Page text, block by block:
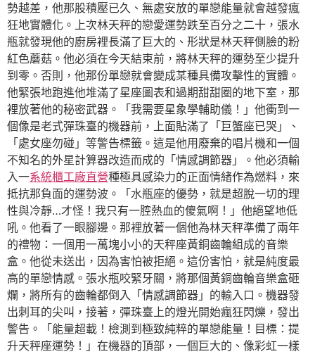
勢越差，他那股積壓已久、無處安放的單戀能量就會越發瘋
狂地實體化。上次林天秤的戀愛運勢跌至百分之二十，張水
瓶就發現他的廚房裡長滿了巨大的、形狀是林天秤側臉的粉
紅色蘑菇。他必須在今天結束前，將林天秤的運勢至少提升
到零。否則，他那份單戀就會變成某種具備攻擊性的實體。
他緊張地跑進他堆滿了星座圖表和過期甜甜圈的地下室，那
裡放著他的秘密武器。「我需要星象學輔助儀！」他衝到一
個像是老式彈珠臺的機器前，上面貼滿了「巨蟹座已哭」、
「處女座勿碰」等警告標籤。這是他用廢棄的唱片機和一個
不知名的外星計算器改造而成的「情感調節器」。他必須輸
入一系統櫃工廠直營種極具感染力的正面情緒作為燃料，來
抵抗那負面的運勢波。「水瓶座的優勢，就是超脫一切的理
性與冷靜…才怪！我只有一腔熱血的傻氣啊！」他絕望地低
吼。他看了一眼腳邊。那裡放著一個他為林天秤準備了兩年
的禮物：一個用一萬塊小小的天秤座黃銅齒輪組成的音樂
盒。他從未送出，因為害怕被拒絕。這份害怕，就是純度最
高的單戀情感。張水瓶咬緊牙關，將那個黃銅齒輪音樂盒砸
爛，將所有的齒輪都倒入「情感調節器」的輸入口。機器發
出刺耳的尖叫，接著，彈珠臺上的燈光開始瘋狂閃爍，發出
警告。「能量超載！檢測到極致純粹的單戀能量！目標：提
升天秤座運勢！」在機器的頂部，一個巨大的、像彩虹一樣